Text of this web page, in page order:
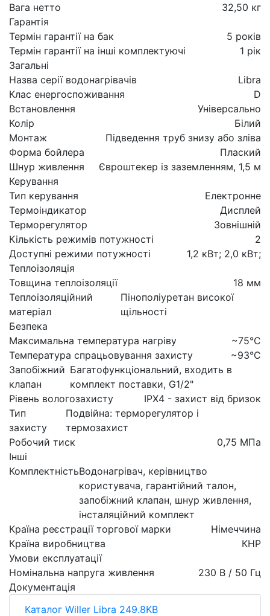
Вага нетто
32,50 кг
Гарантія
Термін гарантії на бак
5 років
Термін гарантії на інші комплектуючі
1 рік
Загальні
Назва серії водонагрівачів
Libra
Клас енергоспоживання
D
Встановлення
Універсально
Колір
Білий
Монтаж
Підведення труб знизу або зліва
Форма бойлера
Плаский
Шнур живлення
Євроштекер із заземленням, 1,5 м
Керування
Тип керування
Електронне
Термоіндикатор
Дисплей
Терморегулятор
Зовнішній
Кількість режимів потужності
2
Доступні режими потужності
1,2 кВт; 2,0 кВт;
Теплоізоляція
Товщина теплоізоляції
18 мм
Теплоізоляційний
матеріал
Пінополіуретан високої
щільності
Безпека
Максимальна температура нагріву
~75°C
Температура спрацьовування захисту
~93°C
Запобіжний
клапан
Багатофункціональний, входить в
комплект поставки, G1/2"
Рівень вологозахисту
IPX4 - захист від бризок
Тип
захисту
Подвійна: терморегулятор і
термозахист
Робочий тиск
0,75 МПа
Інші
КомплектністьВодонагрівач, керівництво
користувача, гарантійний талон,
запобіжний клапан, шнур живлення,
інсталяційний комплект
Країна реєстрації торгової марки
Німеччина
Країна виробництва
КНР
Умови експлуатації
Номінальна напруга живлення
230 В / 50 Гц
Документація
Каталог Willer Libra 249.8KB